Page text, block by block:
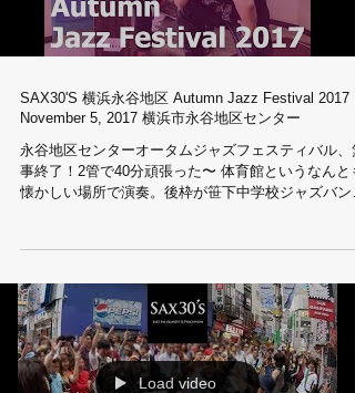
SAX30'S 横浜永谷地区 Autumn Jazz Festival 2017
November 5, 2017 横浜市永谷地区センター
永谷地区センターオータムジャズフェスティバル、
事終了！2管で40分頑張った〜 体育館というなんと
懐かしい場所で演奏。後枠が笹下中学校ジャズバン
しまいました♪...
Load video